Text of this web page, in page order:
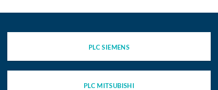
PLC SIEMENS
PLC MITSUBISHI